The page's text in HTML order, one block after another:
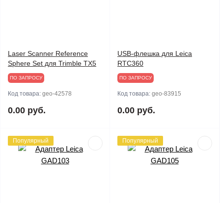
Laser Scanner Reference
Sphere Set для Trimble TX5
ПО ЗАПРОСУ
Код товара: geo-42578
0.00 руб.
USB-флешка для Leica
RTC360
ПО ЗАПРОСУ
Код товара: geo-83915
0.00 руб.
Популярный Популярный